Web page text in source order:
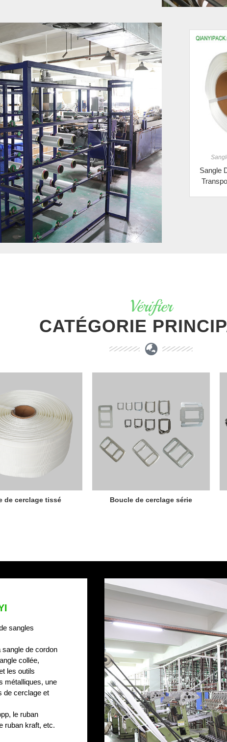
Sangle
Vérifier
CATÉGORIE
de cerclage tissé Boucle de cerclage série
sangles
de cordon
collée,
les outils
métalliques, une
de cerclage et
le ruban
ruban kraft, etc.